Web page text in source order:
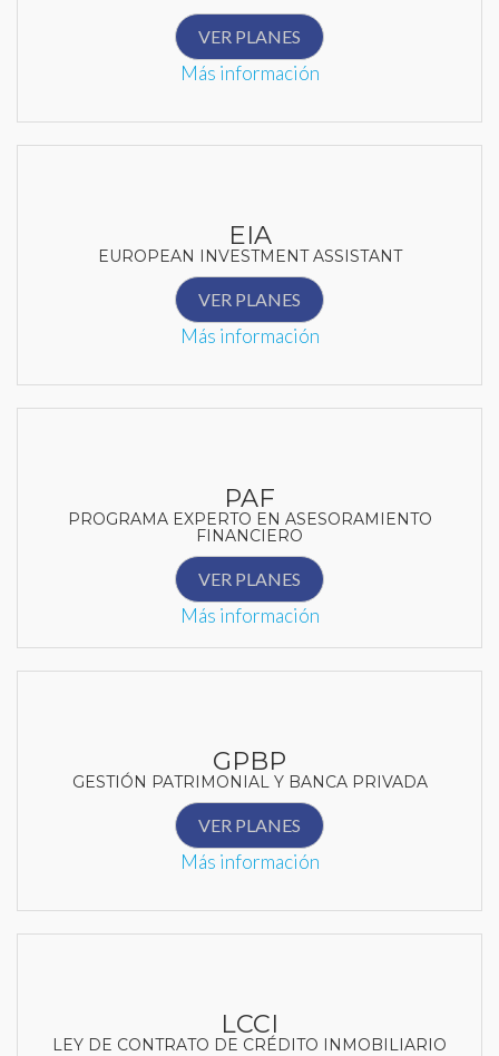
VER PLANES
Más información
EIA
EUROPEAN INVESTMENT ASSISTANT
VER PLANES
Más información
PAF
PROGRAMA EXPERTO EN ASESORAMIENTO
FINANCIERO
VER PLANES
Más información
GPBP
GESTIÓN PATRIMONIAL Y BANCA PRIVADA
VER PLANES
Más información
LCCI
LEY DE CONTRATO DE CRÉDITO INMOBILIARIO